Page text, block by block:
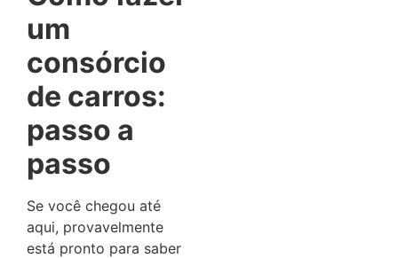
um
consórcio
de carros:
passo a
passo
Se você chegou até
aqui, provavelmente
está pronto para saber